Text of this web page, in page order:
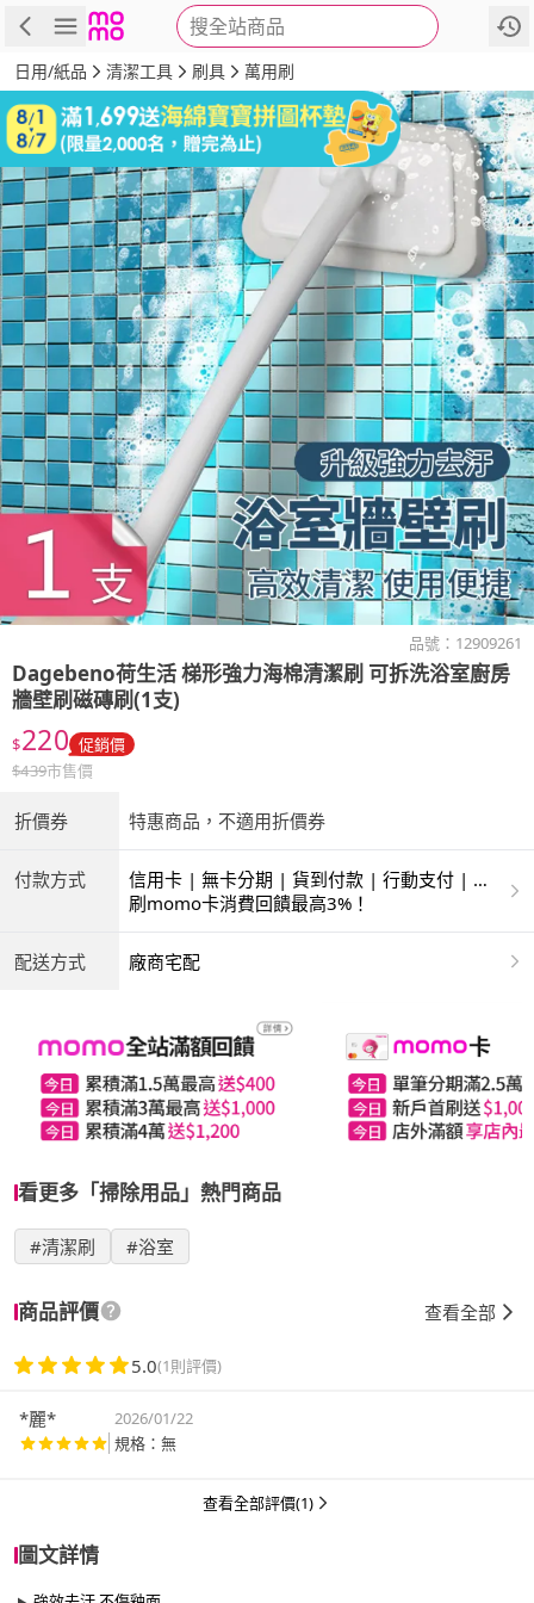
搜全站商品
商品 評價 詳情
日用/紙品 清潔工具 刷具 萬用刷
品號： 12909261
Dagebeno荷生活梯形強力海棉清潔刷 可拆洗浴室廚房
牆壁刷磁磚刷(1支)
$220 促銷價
$439市售價
折價券 特惠商品，不適用折價券
付款方式
信用卡 | 無卡分期 | 貨到付款 | 行動支付 | 超
商付款 | ATM | 銀聯卡
刷momo卡消費回饋最高3%！
配送方式 廠商宅配
看更多「掃除用品」熱門商品
#清潔刷 #浴室
商品評價 查看全部
5.0(1則評價)
*麗*
2026/01/22
規格：無
查看全部評價(1)
圖文詳情